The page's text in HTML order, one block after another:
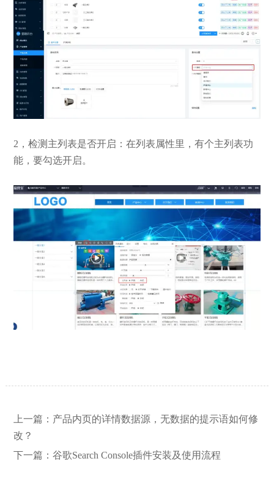
2，检测主列表是否开启：在列表属性里，有个主列表功
能，要勾选开启。
上一篇： 产品内页的详情数据源，无数据的提示语如何修
改？
下一篇： 谷歌Search Console插件安装及使用流程
【网站建设】网站的留言板如何绑定
邮件推送和微信推送？
2026/03/12
【网站建设】客户管理后台账号设置
流程